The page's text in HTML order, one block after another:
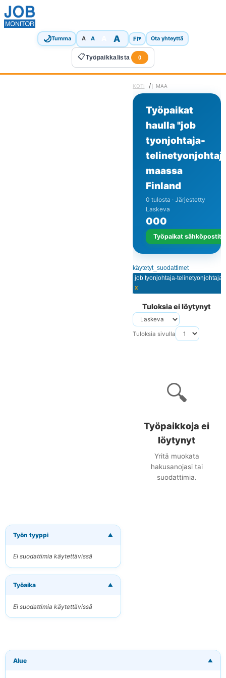
🌙Tumma A A A FI▾ Ota yhteyttä
📋Työpaikkalista 0
KOTI / MAA
Työpaikat
haulla "job
tyonjohtaja-
maassa
Finland
0 tulosta · Järjestetty
Laskeva
000
Työpaikat
käytetyt_suodattimet
job tyonjohtaja-telinetyonjohtaja
x
Tuloksia ei löytynyt
Tuloksia sivulla
🔍
Työpaikkoja ei
löytynyt
Yritä muokata
hakusanojasi tai
suodattimia.
Työn tyyppi ▼
Ei suodattimia käytettävissä
Työaika ▼
Ei suodattimia käytettävissä
Alue ▼